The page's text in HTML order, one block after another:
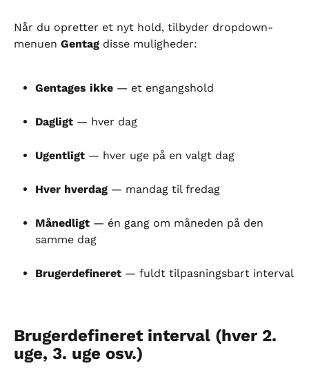
Når du opretter et nyt hold, tilbyder dropdown-
menuen Gentag disse muligheder:
Gentages ikke — et engangshold
Dagligt — hver dag
Ugentligt — hver uge på en valgt dag
Hver hverdag — mandag til fredag
Månedligt — én gang om måneden på den
samme dag
Brugerdefineret — fuldt tilpasningsbart interval
Brugerdefineret interval (hver 2.
uge, 3. uge osv.)